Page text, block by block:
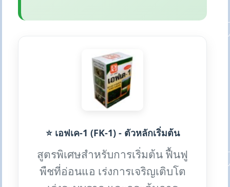
⭐ เอฟเค-1 (FK-1) - ตัวหลักเริ่มต้น
สูตรพิเศษสำหรับการเริ่มต้น ฟื้นฟู
พืชที่อ่อนแอ เร่งการเจริญเติบโต